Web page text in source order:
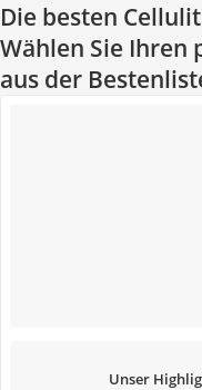
Die besten
Wählen Sie Ihren
aus der
Unser